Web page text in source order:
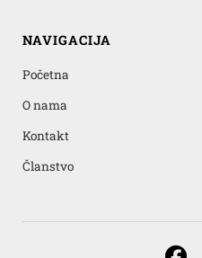
NAVIGACIJA
Početna
O nama
Kontakt
Članstvo